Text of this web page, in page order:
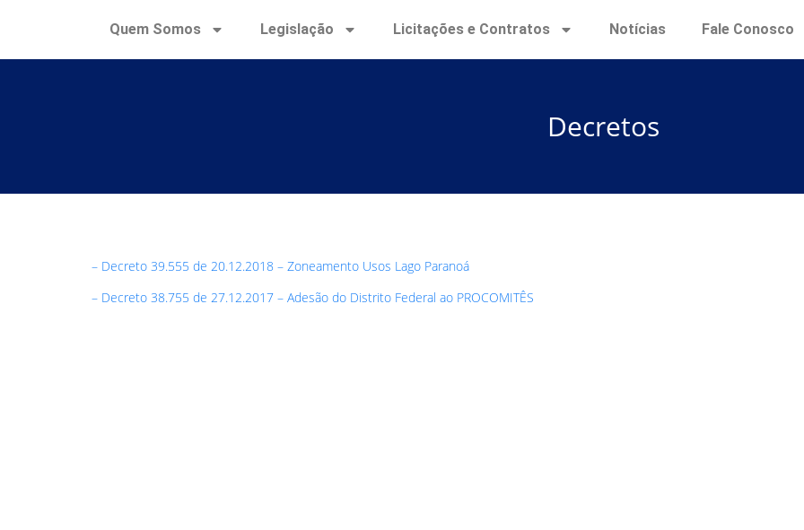
Quem Somos Legislação Licitações e Contratos Notícias Fale Conosco
Decretos
– Decreto 39.555 de 20.12.2018 – Zoneamento Usos Lago Paranoá
– Decreto 38.755 de 27.12.2017 – Adesão do Distrito Federal ao PROCOMITÊS